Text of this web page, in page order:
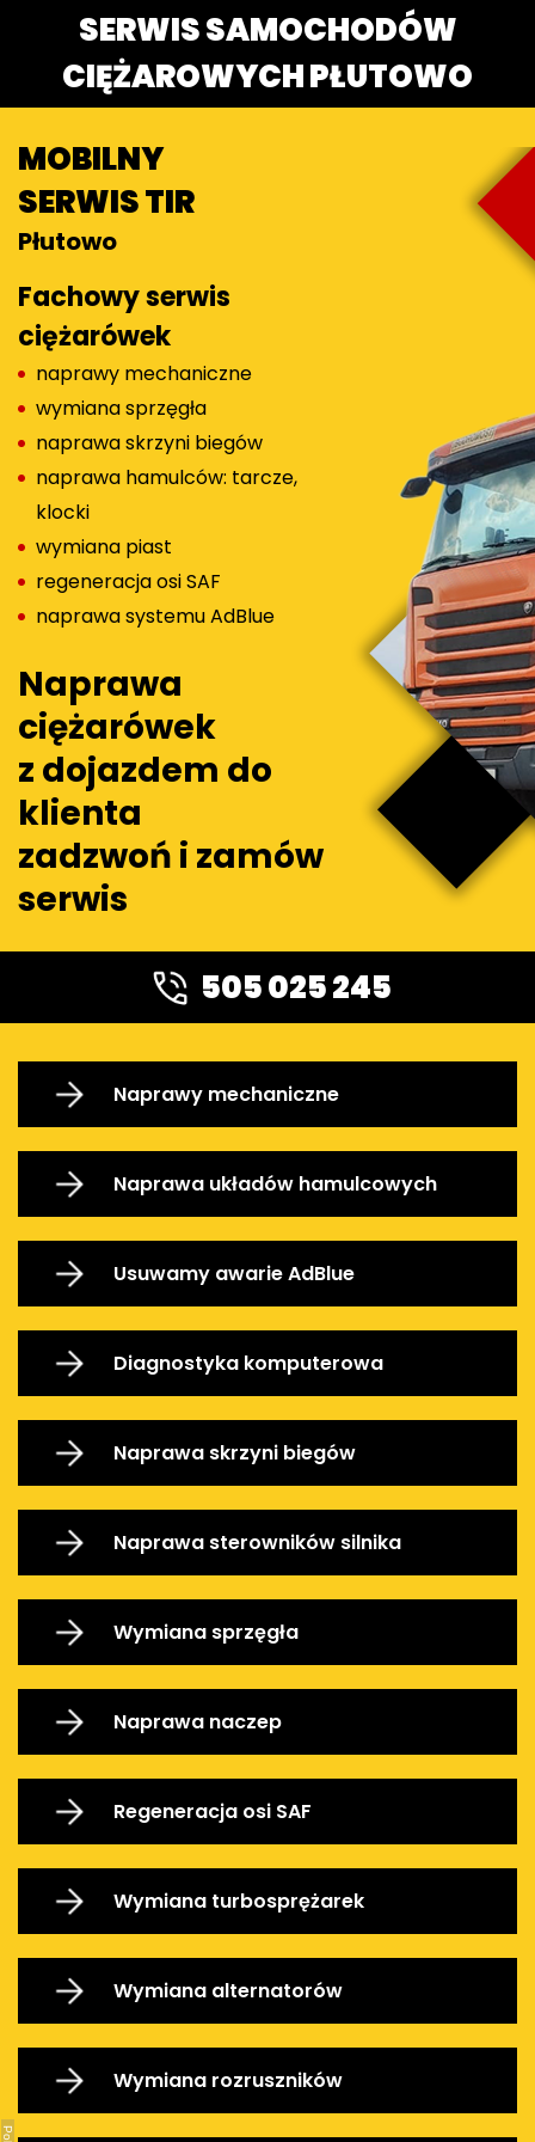
SERWIS SAMOCHODÓW
CIĘŻAROWYCH PŁUTOWO
MOBILNY
SERWIS TIR
Płutowo
Fachowy serwis
ciężarówek
naprawy mechaniczne
wymiana sprzęgła
naprawa skrzyni biegów
naprawa hamulców: tarcze,
klocki
wymiana piast
regeneracja osi SAF
naprawa systemu AdBlue
Naprawa
ciężarówek
z dojazdem do
klienta
zadzwoń i zamów
serwis
505 025 245
Naprawy mechaniczne
Naprawa układów hamulcowych
Usuwamy awarie AdBlue
Diagnostyka komputerowa
Naprawa skrzyni biegów
Naprawa sterowników silnika
Wymiana sprzęgła
Naprawa naczep
Regeneracja osi SAF
Wymiana turbosprężarek
Wymiana alternatorów
Wymiana rozruszników